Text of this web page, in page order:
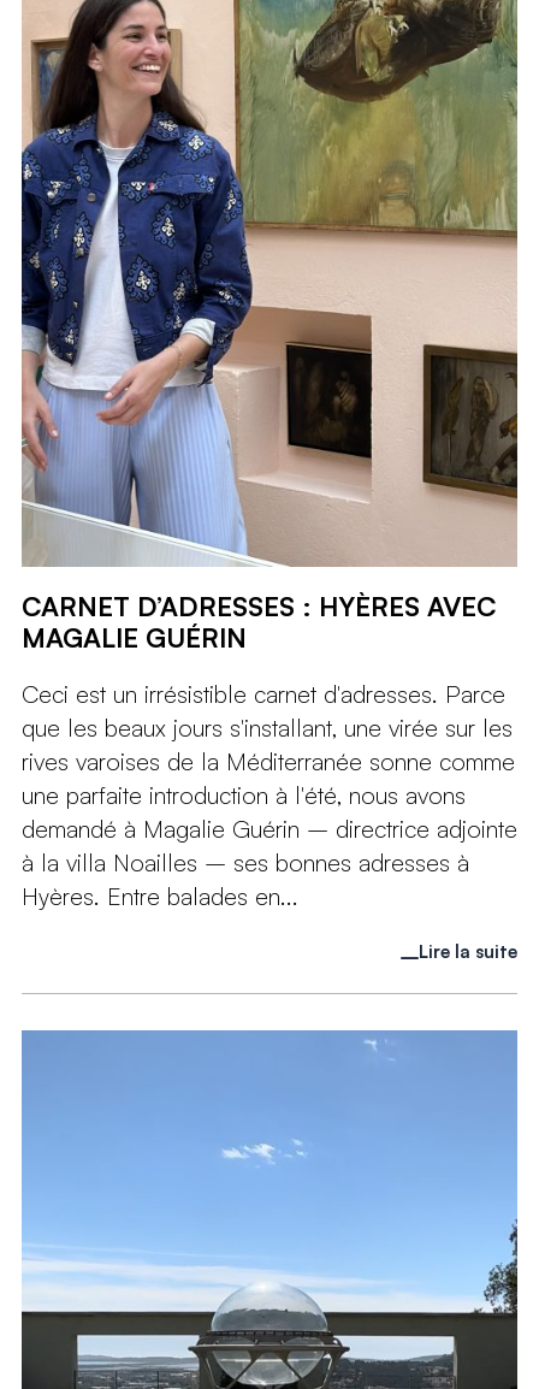
CARNET D’ADRESSES : HYÈRES AVEC
MAGALIE GUÉRIN
Ceci est un irrésistible carnet d'adresses. Parce
que les beaux jours s'installant, une virée sur les
rives varoises de la Méditerranée sonne comme
une parfaite introduction à l'été, nous avons
demandé à Magalie Guérin – directrice adjointe
à la villa Noailles – ses bonnes adresses à
Hyères. Entre balades en...
Lire la suite